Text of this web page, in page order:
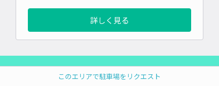
このエリアで駐車場をリクエスト
詳しく見る